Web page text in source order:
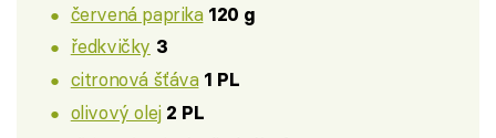
červená paprika 120 g
ředkvičky 3
citronová šťáva 1 PL
olivový olej 2 PL